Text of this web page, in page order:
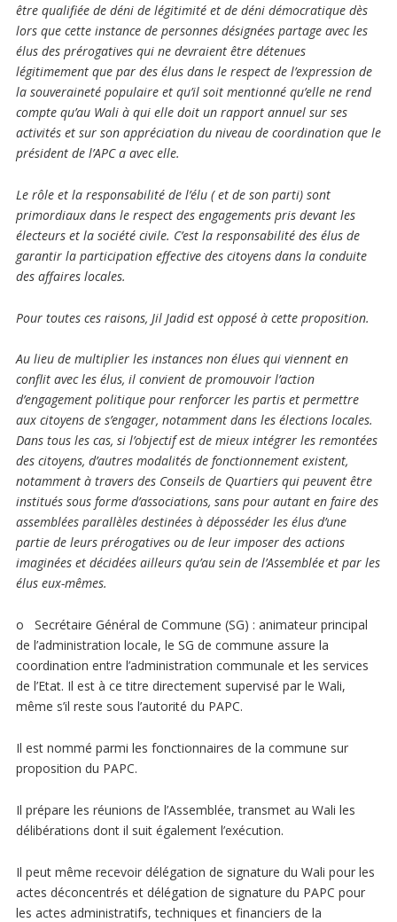
être qualifiée de déni de légitimité et de déni démocratique dès
lors que cette instance de personnes désignées partage avec les
élus des prérogatives qui ne devraient être détenues
légitimement que par des élus dans le respect de l’expression de
la souveraineté populaire et qu’il soit mentionné qu’elle ne rend
compte qu’au Wali à qui elle doit un rapport annuel sur ses
activités et sur son appréciation du niveau de coordination que le
président de l’APC a avec elle.
Le rôle et la responsabilité de l’élu ( et de son parti) sont
primordiaux dans le respect des engagements pris devant les
électeurs et la société civile. C’est la responsabilité des élus de
garantir la participation effective des citoyens dans la conduite
des affaires locales.
Pour toutes ces raisons, Jil Jadid est opposé à cette proposition.
Au lieu de multiplier les instances non élues qui viennent en
conflit avec les élus, il convient de promouvoir l’action
d’engagement politique pour renforcer les partis et permettre
aux citoyens de s’engager, notamment dans les élections locales.
Dans tous les cas, si l’objectif est de mieux intégrer les remontées
des citoyens, d’autres modalités de fonctionnement existent,
notamment à travers des Conseils de Quartiers qui peuvent être
institués sous forme d’associations, sans pour autant en faire des
assemblées parallèles destinées à déposséder les élus d’une
partie de leurs prérogatives ou de leur imposer des actions
imaginées et décidées ailleurs qu’au sein de l’Assemblée et par les
élus eux-mêmes.
o Secrétaire Général de Commune (SG) : animateur principal
de l’administration locale, le SG de commune assure la
coordination entre l’administration communale et les services
de l’Etat. Il est à ce titre directement supervisé par le Wali,
même s’il reste sous l’autorité du PAPC.
Il est nommé parmi les fonctionnaires de la commune sur
proposition du PAPC.
Il prépare les réunions de l’Assemblée, transmet au Wali les
délibérations dont il suit également l’exécution.
Il peut même recevoir délégation de signature du Wali pour les
actes déconcentrés et délégation de signature du PAPC pour
les actes administratifs, techniques et financiers de la